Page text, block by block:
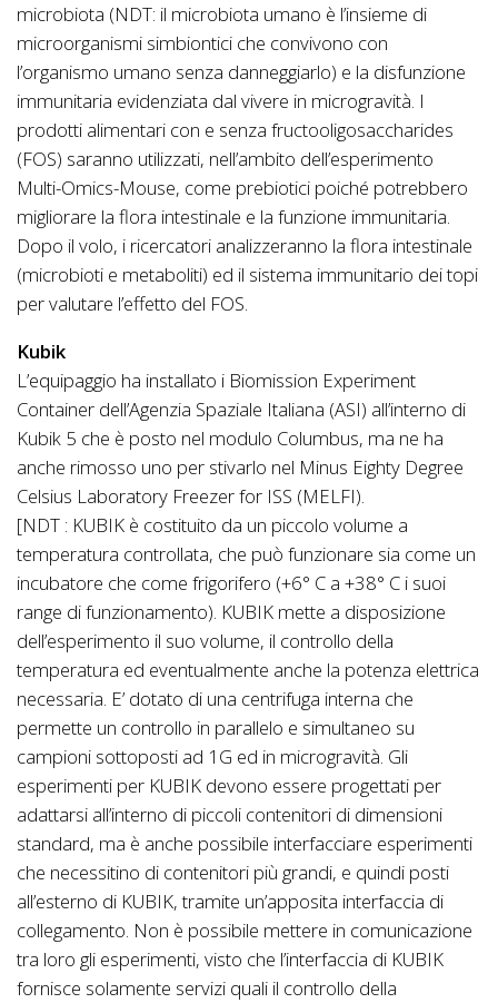
microbiota (NDT: il microbiota umano è l’insieme di
microorganismi simbiontici che convivono con
l’organismo umano senza danneggiarlo) e la disfunzione
immunitaria evidenziata dal vivere in microgravità. I
prodotti alimentari con e senza fructooligosaccharides
(FOS) saranno utilizzati, nell’ambito dell’esperimento
Multi-Omics-Mouse, come prebiotici poiché potrebbero
migliorare la flora intestinale e la funzione immunitaria.
Dopo il volo, i ricercatori analizzeranno la flora intestinale
(microbioti e metaboliti) ed il sistema immunitario dei topi
per valutare l’effetto del FOS.
Kubik
L’equipaggio ha installato i Biomission Experiment
Container dell’Agenzia Spaziale Italiana (ASI) all’interno di
Kubik 5 che è posto nel modulo Columbus, ma ne ha
anche rimosso uno per stivarlo nel Minus Eighty Degree
Celsius Laboratory Freezer for ISS (MELFI).
[NDT : KUBIK è costituito da un piccolo volume a
temperatura controllata, che può funzionare sia come un
incubatore che come frigorifero (+6° C a +38° C i suoi
range di funzionamento). KUBIK mette a disposizione
dell’esperimento il suo volume, il controllo della
temperatura ed eventualmente anche la potenza elettrica
necessaria. E’ dotato di una centrifuga interna che
permette un controllo in parallelo e simultaneo su
campioni sottoposti ad 1G ed in microgravità. Gli
esperimenti per KUBIK devono essere progettati per
adattarsi all’interno di piccoli contenitori di dimensioni
standard, ma è anche possibile interfacciare esperimenti
che necessitino di contenitori più grandi, e quindi posti
all’esterno di KUBIK, tramite un’apposita interfaccia di
collegamento. Non è possibile mettere in comunicazione
tra loro gli esperimenti, visto che l’interfaccia di KUBIK
fornisce solamente servizi quali il controllo della